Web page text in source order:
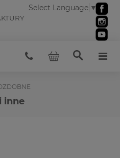
Select Language ▼
inne